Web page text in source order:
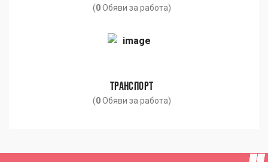
(0Обяви за работа)
ТРАНСПОРТ
(0Обяви за работа)